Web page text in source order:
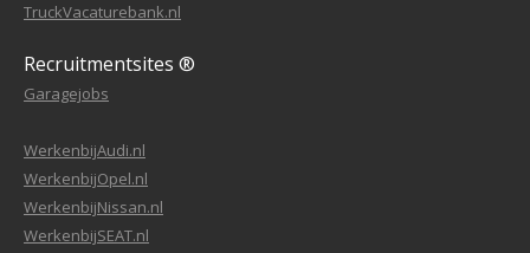
TruckVacaturebank.nl
Recruitmentsites ®
Garagejobs
WerkenbijAudi.nl
WerkenbijOpel.nl
WerkenbijNissan.nl
WerkenbijSEAT.nl